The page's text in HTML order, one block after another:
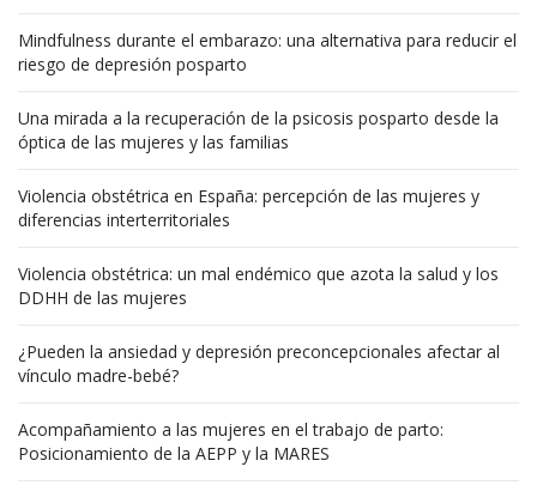
Mindfulness durante el embarazo: una alternativa para reducir el
riesgo de depresión posparto
Una mirada a la recuperación de la psicosis posparto desde la
óptica de las mujeres y las familias
Violencia obstétrica en España: percepción de las mujeres y
diferencias interterritoriales
Violencia obstétrica: un mal endémico que azota la salud y los
DDHH de las mujeres
¿Pueden la ansiedad y depresión preconcepcionales afectar al
vínculo madre-bebé?
Acompañamiento a las mujeres en el trabajo de parto:
Posicionamiento de la AEPP y la MARES